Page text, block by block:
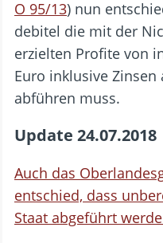
O 95/13) nun
debitel die mit der
erzielten Profite von
Euro inklusive Zinsen
abführen muss.
Update 24.07.2018
Auch das
entschied, dass
Staat abgeführt